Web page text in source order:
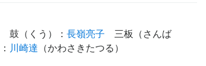
鼓（くう） ： 長嶺亮子
三板（さんば
： 川崎達 （かわさきたつる ）